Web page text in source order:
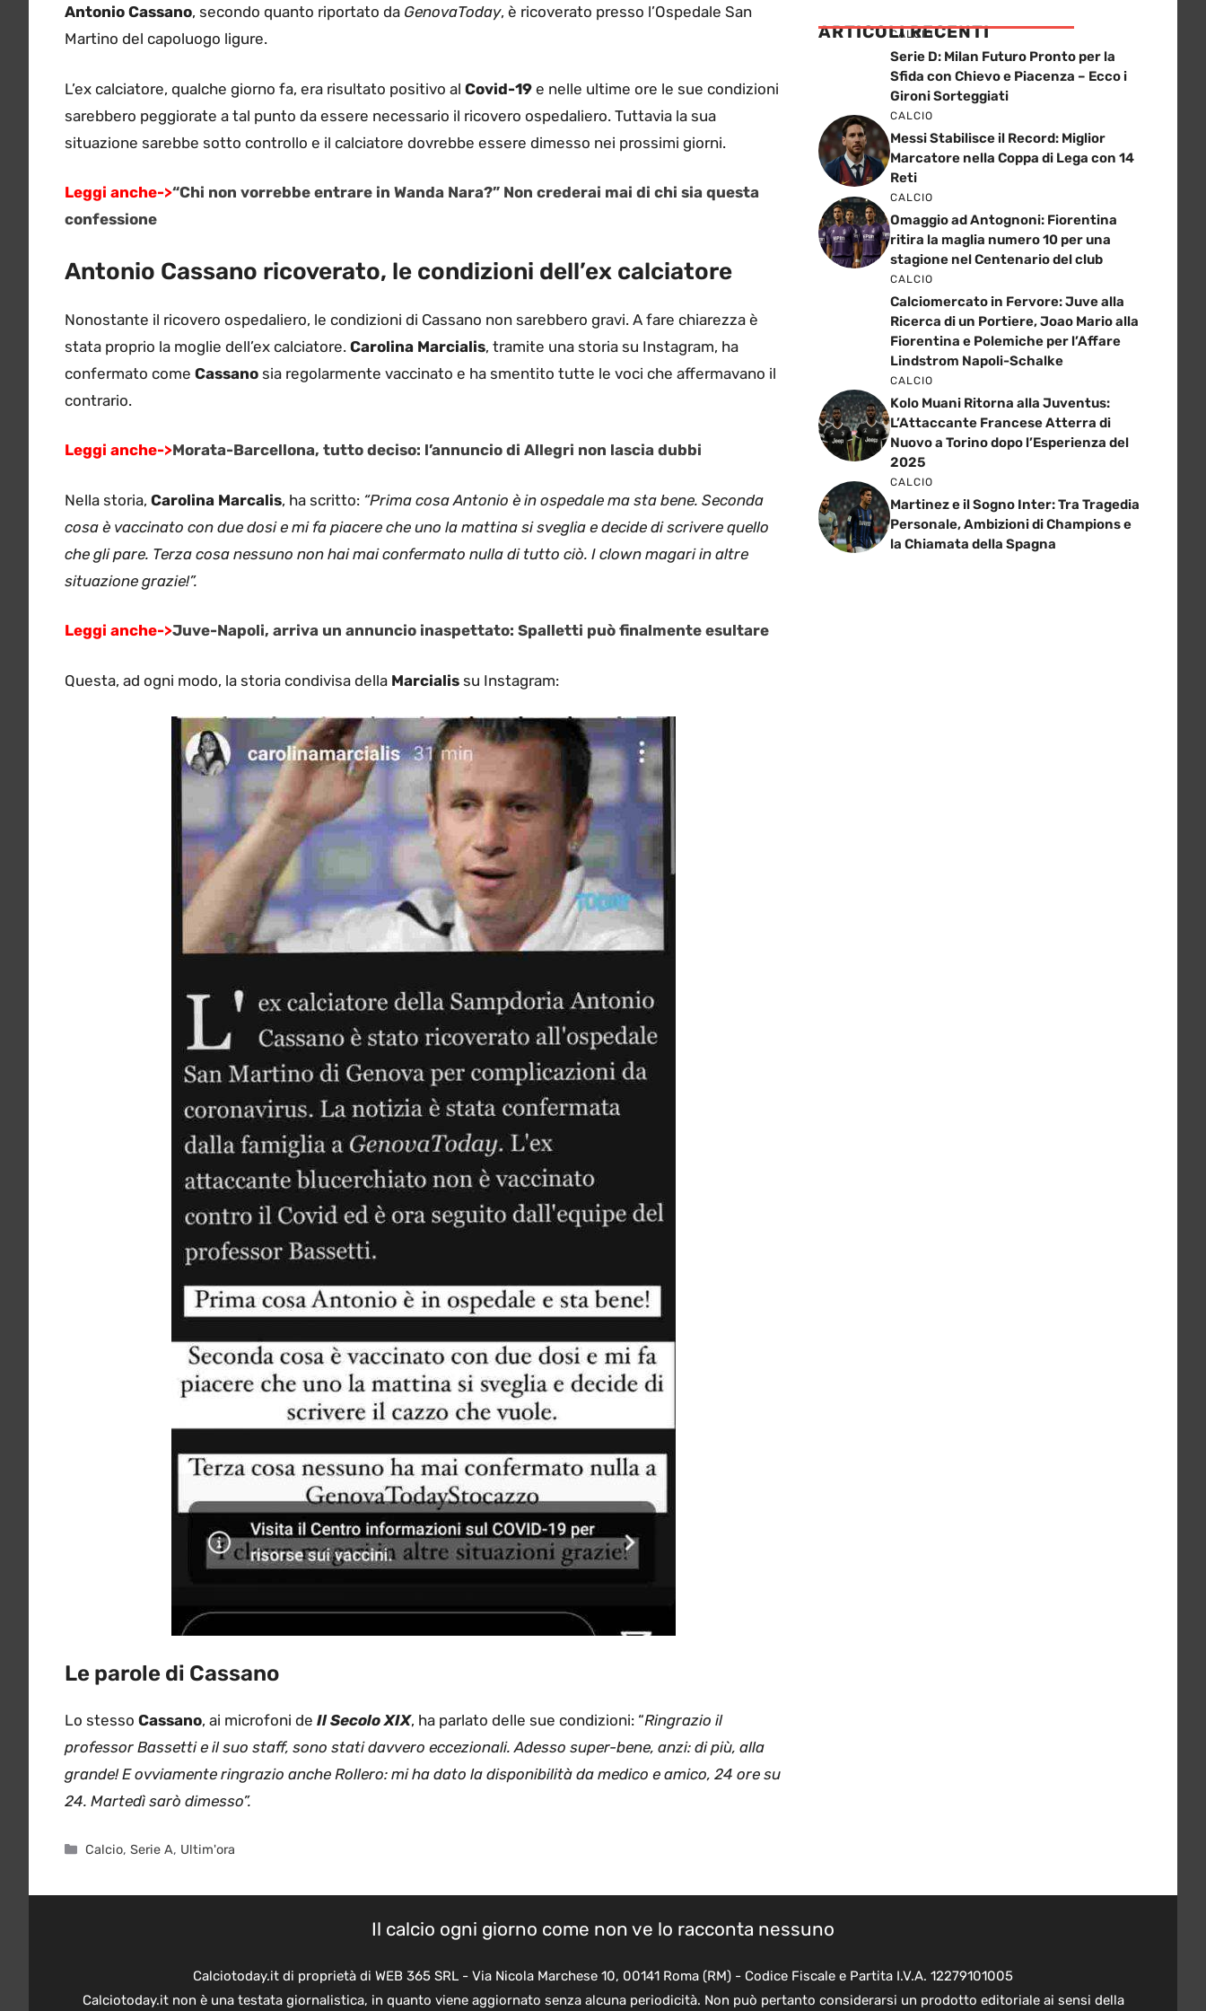
Antonio Cassano, secondo quanto riportato da GenovaToday, è ricoverato presso l’Ospedale San
Martino del capoluogo ligure.
L’ex calciatore, qualche giorno fa, era risultato positivo al Covid-19 e nelle ultime ore le sue condizioni
sarebbero peggiorate a tal punto da essere necessario il ricovero ospedaliero. Tuttavia la sua
situazione sarebbe sotto controllo e il calciatore dovrebbe essere dimesso nei prossimi giorni.
Leggi anche->“Chi non vorrebbe entrare in Wanda Nara?” Non crederai mai di chi sia questa
confessione
Antonio Cassano ricoverato, le condizioni dell’ex calciatore
Nonostante il ricovero ospedaliero, le condizioni di Cassano non sarebbero gravi. A fare chiarezza è
stata proprio la moglie dell’ex calciatore. Carolina Marcialis, tramite una storia su Instagram, ha
confermato come Cassano sia regolarmente vaccinato e ha smentito tutte le voci che affermavano il
contrario.
Leggi anche->Morata-Barcellona, tutto deciso: l’annuncio di Allegri non lascia dubbi
Nella storia, Carolina Marcalis, ha scritto: “Prima cosa Antonio è in ospedale ma sta bene. Seconda
cosa è vaccinato con due dosi e mi fa piacere che uno la mattina si sveglia e decide di scrivere quello
che gli pare. Terza cosa nessuno non hai mai confermato nulla di tutto ciò. I clown magari in altre
situazione grazie!”.
Leggi anche->Juve-Napoli, arriva un annuncio inaspettato: Spalletti può finalmente esultare
Questa, ad ogni modo, la storia condivisa della Marcialis su Instagram:
Le parole di Cassano
Lo stesso Cassano, ai microfoni de Il Secolo XIX, ha parlato delle sue condizioni: “Ringrazio il
professor Bassetti e il suo staff, sono stati davvero eccezionali. Adesso super-bene, anzi: di più, alla
grande! E ovviamente ringrazio anche Rollero: mi ha dato la disponibilità da medico e amico, 24 ore su
24. Martedì sarò dimesso”.
Categorie
Calcio,Serie A, Ultim'ora
ARTICOLI RECENTI
CALCIO
Serie D: Milan Futuro Pronto per la
Sfida con Chievo e Piacenza – Ecco i
Gironi Sorteggiati
CALCIO
Messi Stabilisce il Record: Miglior
Marcatore nella Coppa di Lega con 14
Reti
CALCIO
Omaggio ad Antognoni: Fiorentina
ritira la maglia numero 10 per una
stagione nel Centenario del club
CALCIO
Calciomercato in Fervore: Juve alla
Ricerca di un Portiere, Joao Mario alla
Fiorentina e Polemiche per l’Affare
Lindstrom Napoli-Schalke
CALCIO
Kolo Muani Ritorna alla Juventus:
L’Attaccante Francese Atterra di
Nuovo a Torino dopo l’Esperienza del
2025
CALCIO
Martinez e il Sogno Inter: Tra Tragedia
Personale, Ambizioni di Champions e
la Chiamata della Spagna
Il calcio ogni giorno come non ve lo racconta nessuno
Calciotoday.it di proprietà di WEB 365 SRL - Via Nicola Marchese 10, 00141 Roma (RM) - Codice Fiscale e Partita I.V.A. 12279101005
Calciotoday.it non è una testata giornalistica, in quanto viene aggiornato senza alcuna periodicità. Non può pertanto considerarsi un prodotto editoriale ai sensi della